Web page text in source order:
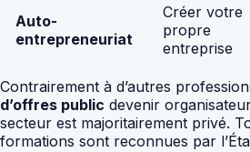
Auto-
entrepreneuriat
Créer votre
propre
entreprise
Contrairement à d’autres
d’offres public devenir
secteur est majoritairement privé.
formations sont reconnues par